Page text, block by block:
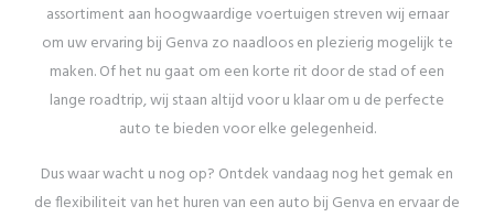
assortiment aan hoogwaardige voertuigen streven wij ernaar
om uw ervaring bij Genva zo naadloos en plezierig mogelijk te
maken. Of het nu gaat om een korte rit door de stad of een
lange roadtrip, wij staan ​​altijd voor u klaar om u de perfecte
auto te bieden voor elke gelegenheid.
Dus waar wacht u nog op? Ontdek vandaag nog het gemak en
de flexibiliteit van het huren van een auto bij Genva en ervaar de